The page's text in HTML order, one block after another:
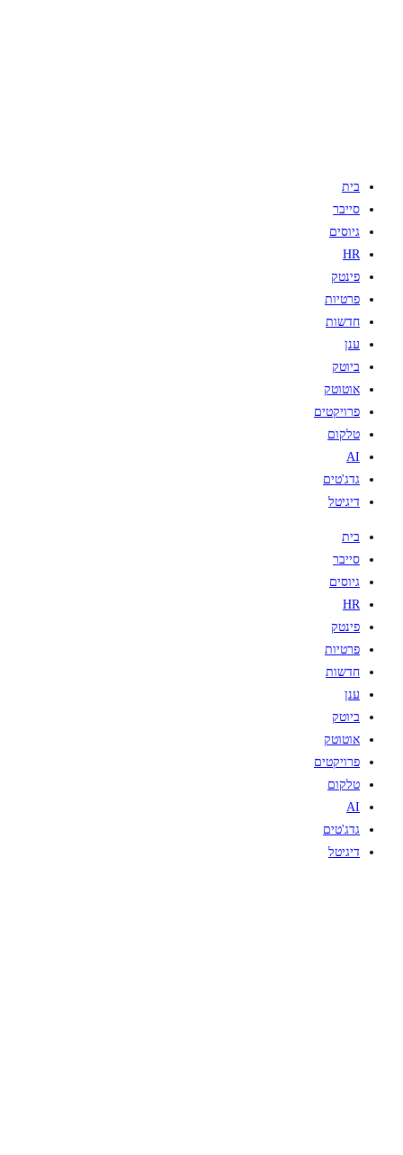
בית
סייבר
גיוסים
HR
פינטק
פרטיות
חדשות
ענן
ביוטק
אוטוטק
פרויקטים
טלקום
AI
גדג'טים
דיגיטל
בית
סייבר
גיוסים
HR
פינטק
פרטיות
חדשות
ענן
ביוטק
אוטוטק
פרויקטים
טלקום
AI
גדג'טים
דיגיטל